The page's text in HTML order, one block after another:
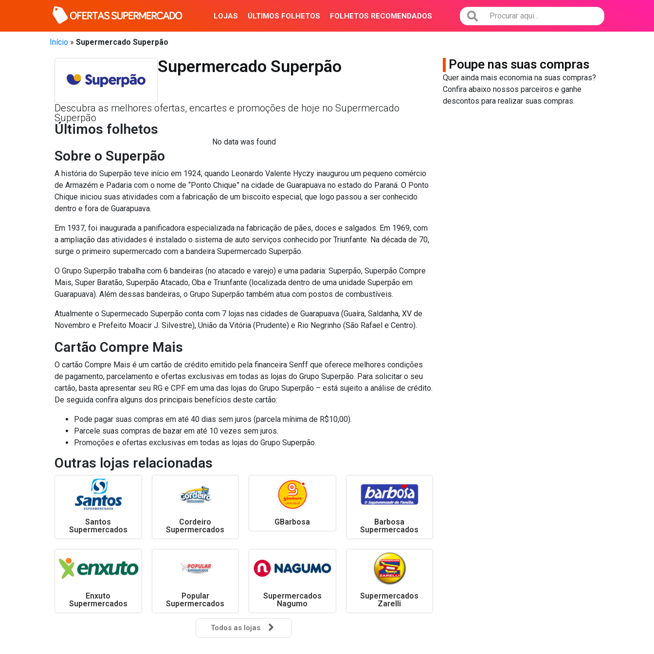
LOJAS ÚLTIMOS FOLHETOS FOLHETOS RECOMENDADOS
Início » Supermercado Superpão
Supermercado Superpão
Descubra as melhores ofertas, encartes e promoções de hoje no Supermercado
Superpão
Últimos folhetos
No data was found
Sobre o Superpão
A história do Superpão teve início em 1924, quando Leonardo Valente Hyczy inaugurou um pequeno comércio
de Armazém e Padaria com o nome de “Ponto Chique” na cidade de Guarapuava no estado do Paraná. O Ponto
Chique iniciou suas atividades com a fabricação de um biscoito especial, que logo passou a ser conhecido
dentro e fora de Guarapuava.
Em 1937, foi inaugurada a panificadora especializada na fabricação de pães, doces e salgados. Em 1969, com
a ampliação das atividades é instalado o sistema de auto serviços conhecido por Triunfante. Na década de 70,
surge o primeiro supermercado com a bandeira Supermercado Superpão.
O Grupo Superpão trabalha com 6 bandeiras (no atacado e varejo) e uma padaria: Superpão, Superpão Compre
Mais, Super Baratão, Superpão Atacado, Oba e Triunfante (localizada dentro de uma unidade Superpão em
Guarapuava). Além dessas bandeiras, o Grupo Superpão também atua com postos de combustíveis.
Atualmente o Supermecado Superpão conta com 7 lojas nas cidades de Guarapuava (Guaíra, Saldanha, XV de
Novembro e Prefeito Moacir J. Silvestre), União da Vitória (Prudente) e Rio Negrinho (São Rafael e Centro).
Cartão Compre Mais
O cartão Compre Mais é um cartão de crédito emitido pela financeira Senff que oferece melhores condições
de pagamento, parcelamento e ofertas exclusivas em todas as lojas do Grupo Superpão. Para solicitar o seu
cartão, basta apresentar seu RG e CPF em uma das lojas do Grupo Superpão – está sujeito a análise de crédito.
De seguida confira alguns dos principais benefícios deste cartão:
Pode pagar suas compras em até 40 dias sem juros (parcela mínima de R$10,00).
Parcele suas compras de bazar em até 10 vezes sem juros.
Promoções e ofertas exclusivas em todas as lojas do Grupo Superpão.
Outras lojas relacionadas
Santos
Supermercados
Cordeiro
Supermercados
GBarbosa
Barbosa
Supermercados
Enxuto
Supermercados
Popular
Supermercados
Supermercados
Nagumo
Supermercados
Zarelli
Todos as lojas
Poupe nas suas compras
Quer ainda mais economia na suas compras?
Confira abaixo nossos parceiros e ganhe
descontos para realizar suas compras.